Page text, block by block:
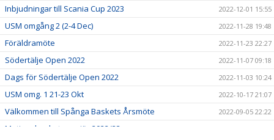
Inbjudningar till Scania Cup 2023 2022-12-01 15:55
USM omgång 2 (2-4 Dec) 2022-11-28 19:48
Föräldramöte 2022-11-23 22:27
Södertälje Open 2022 2022-11-07 09:18
Dags för Södertälje Open 2022 2022-11-03 10:24
USM omg. 1 21-23 Okt 2022-10-17 21:07
Välkommen till Spånga Baskets Årsmöte 2022-09-05 22:22
Motionsbasketpremiär 2022/23